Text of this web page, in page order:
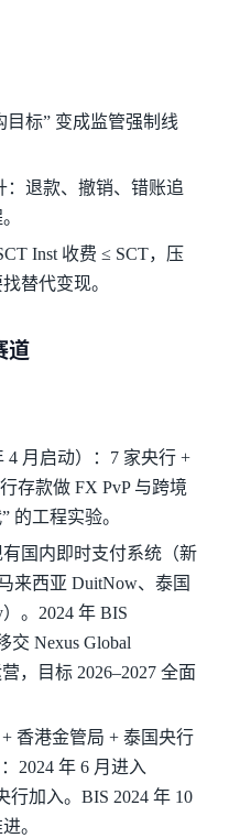
目标” 变成监管强制线
：退款、撤销、错账追
Inst 收费 ≤ SCT，压
替代变现。
道
4 月启动）：7 家央行 +
存款做 FX PvP 与跨境
的工程实验。
有国内即时支付系统（新
来西亚 DuitNow、泰国
）。2024 年 BIS
交 Nexus Global
，目标 2026–2027 全面
+ 香港金管局 + 泰国央行
2024 年 6 月进入
行加入。BIS 2024 年 10
。